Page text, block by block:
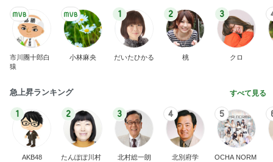
市川團十郎白
猿
小林麻央
1
だいたひかる
2
桃
3
クロ
急上昇ランキング すべて見る
1
AKB48
2
たんぽぽ川村
3
北村総一朗
4
北別府学
5
OCHA NORM